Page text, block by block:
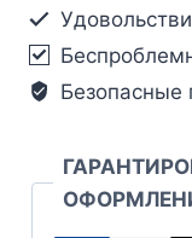
Безопасные